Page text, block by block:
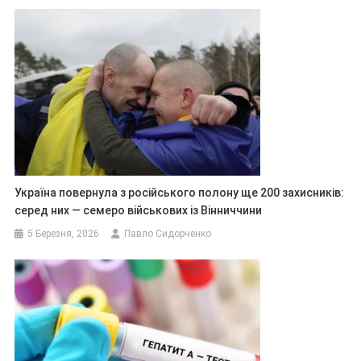
Україна повернула з російського полону ще 200 захисників:
серед них — семеро військових із Вінниччини
5 Березня, 2026 Павло Сидорченко